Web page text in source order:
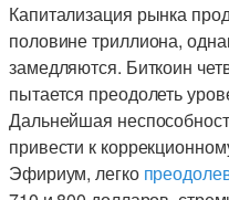
Капитализация рынка
половине триллиона,
замедляются. Биткоин
пытается преодолеть
Дальнейшая
привести к
Эфириум, легко